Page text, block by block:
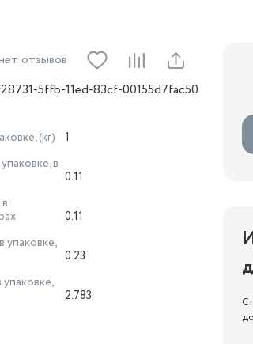
отзывов
5ffb-11ed-83cf-00155d7fac50
(кг)
1
в
0.11
0.11
упаковке,
0.23
2.783